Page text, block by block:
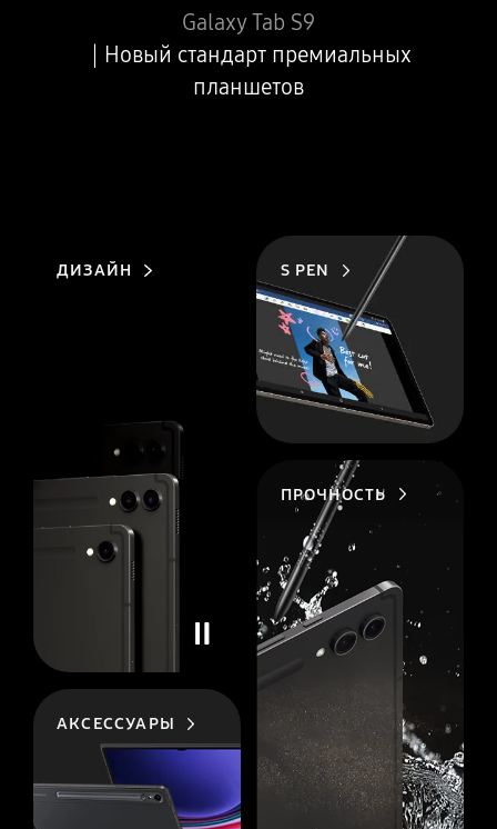
Galaxy Tab S9
Новый стандарт премиальных
планшетов
ДИЗАЙН
ПРОЧНОСТЬ
S PEN
АКСЕССУАРЫ